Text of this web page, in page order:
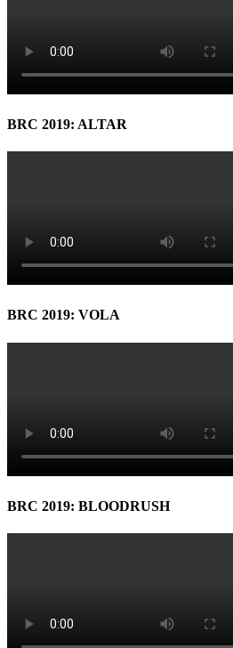
BRC 2019: ALTAR
BRC 2019: VOLA
BRC 2019: BLOODRUSH